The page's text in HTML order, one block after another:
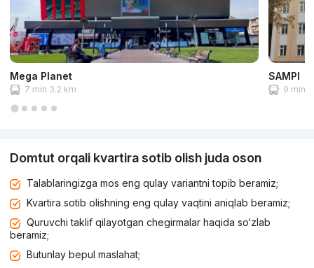
Mega Planet
7 min 3.2 km
SAMPI
9 min
Domtut orqali kvartira sotib olish juda oson
Talablaringizga mos eng qulay variantni topib beramiz;
Kvartira sotib olishning eng qulay vaqtini aniqlab beramiz;
Quruvchi taklif qilayotgan chegirmalar haqida so‘zlab
beramiz;
Butunlay bepul maslahat;